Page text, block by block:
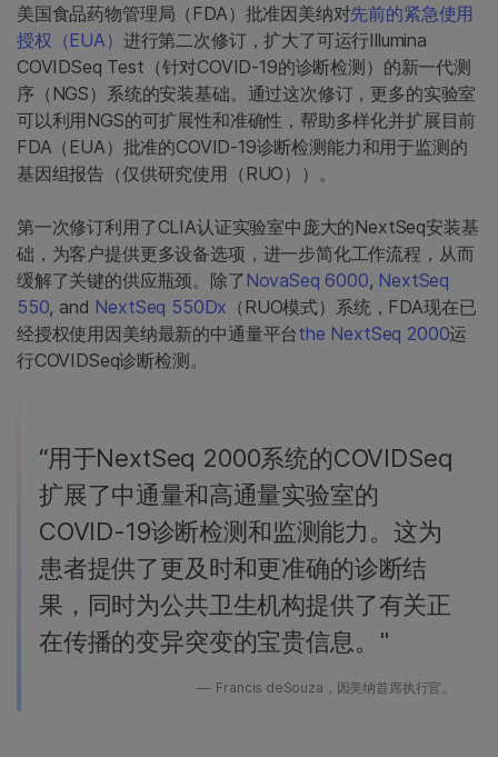
美国食品药物管理局（FDA）批准因美纳对先前的紧急使用
授权（EUA） 进行第二次修订，扩大了可运行Illumina
COVIDSeq Test（针对COVID-19的诊断检测）的新一代测
序（NGS）系统的安装基础。通过这次修订，更多的实验室
可以利用NGS的可扩展性和准确性，帮助多样化并扩展目前
FDA（EUA）批准的COVID-19诊断检测能力和用于监测的
基因组报告（仅供研究使用（RUO））。
第一次修订利用了CLIA认证实验室中庞大的NextSeq安装基
础，为客户提供更多设备选项，进一步简化工作流程，从而
缓解了关键的供应瓶颈。除了NovaSeq 6000, NextSeq
550, and NextSeq 550Dx （RUO模式）系统，FDA现在已
经授权使用因美纳最新的中通量平台the NextSeq 2000运
行COVIDSeq诊断检测。
“用于NextSeq 2000系统的COVIDSeq
扩展了中通量和高通量实验室的
COVID-19诊断检测和监测能力。这为
患者提供了更及时和更准确的诊断结
果，同时为公共卫生机构提供了有关正
在传播的变异突变的宝贵信息。"
Francis deSouza，因美纳首席执行官。